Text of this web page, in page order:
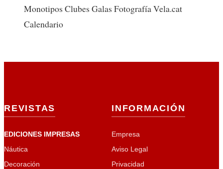
Monotipos Clubes Galas Fotografía Vela.cat
Calendario
REVISTAS
EDICIONES IMPRESAS
Náutica
Decoración
INFORMACIÓN
Empresa
Aviso Legal
Privacidad